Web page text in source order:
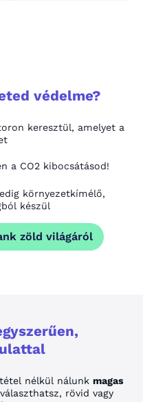
védelme?
keresztül, amelyet a
a CO2 kibocsátásod!
környezetkímélő,
készül
zöld világáról
nélkül nálunk magas
rövid vagy